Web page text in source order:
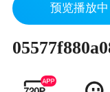
预览播放